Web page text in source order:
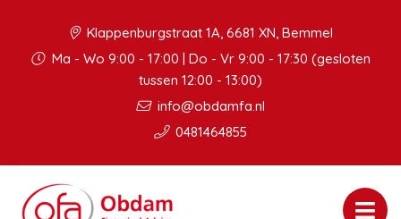
Klappenburgstraat 1A, 6681 XN, Bemmel
Ma - Wo 9:00 - 17:00 | Do - Vr 9:00 - 17:30 (gesloten
tussen 12:00 - 13:00)
info@obdamfa.nl
0481464855